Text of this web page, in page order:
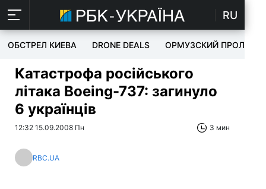
RU
ОБСТРЕЛ КИЕВА DRONE DEALS ОРМУЗСКИЙ ПРОЛИВ
Катастрофа російського
літака Boeing-737: загинуло
6 українців
12:32 15.09.2008 Пн 3 мин
RBC.UA